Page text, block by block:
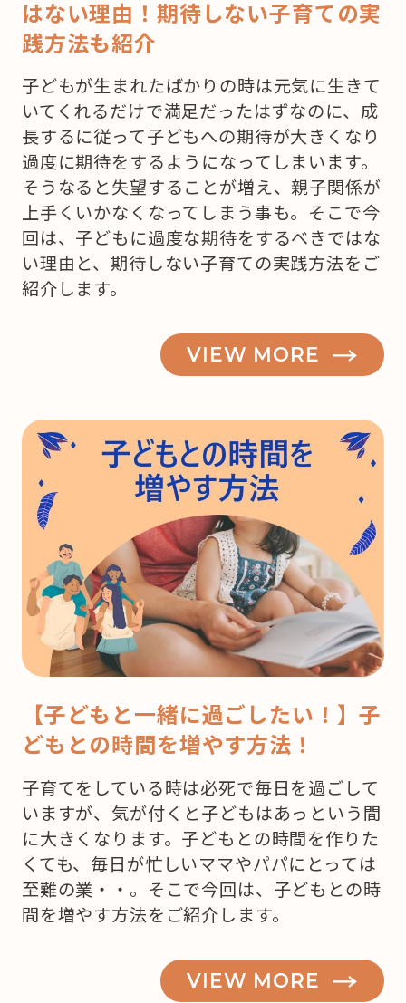
はない理由！期待しない子育ての実
践方法も紹介
子どもが生まれたばかりの時は元気に生きて
いてくれるだけで満足だったはずなのに、成
長するに従って子どもへの期待が大きくなり
過度に期待をするようになってしまいます。
そうなると失望することが増え、親子関係が
上手くいかなくなってしまう事も。そこで今
回は、子どもに過度な期待をするべきではな
い理由と、期待しない子育ての実践方法をご
紹介します。
VIEW MORE
【子どもと一緒に過ごしたい！】子
どもとの時間を増やす方法！
子育てをしている時は必死で毎日を過ごして
いますが、気が付くと子どもはあっという間
に大きくなります。子どもとの時間を作りた
くても、毎日が忙しいママやパパにとっては
至難の業・・。そこで今回は、子どもとの時
間を増やす方法をご紹介します。
VIEW MORE